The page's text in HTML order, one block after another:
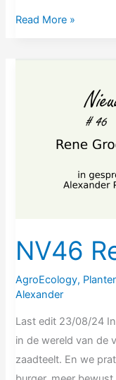
Read More »
NV46
AgroEcology,
Alexander
Last edit 23/08/24
in de wereld van de
zaadteelt. En we